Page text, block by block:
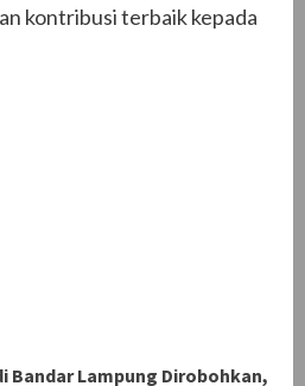
kontribusi terbaik kepada
Bandar Lampung Dirobohkan,